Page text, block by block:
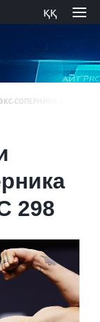
ққ
СОПЕРНИКА
298